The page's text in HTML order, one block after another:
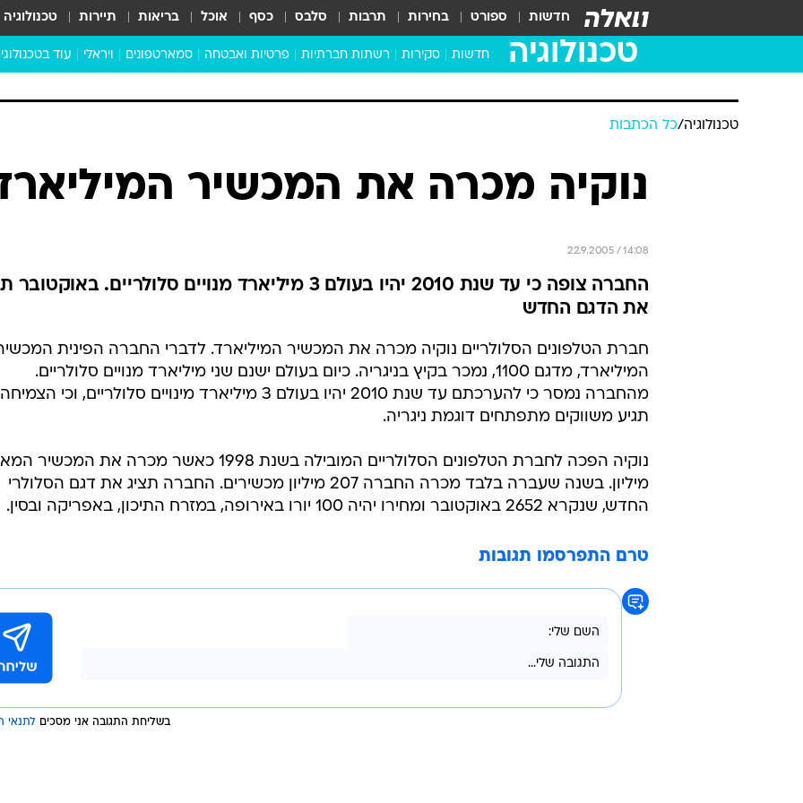
חדשות ספורט בחירות תרבות סלבס כסף אוכל בריאות תיירות טכנולוגיה
טכנולוגיה חדשות סקירות רשתות חברתיות פרטיות ואבטחה סמארטפונים ויראלי עוד
טוק טק
כל הכתבות
נוקיה מכרה את המכשיר המיליארד
החברה צופה כי עד שנת 2010 יהיו בעולם 3 מיליארד מנויים סלולריים.
את הדגם החדש
המיליארד, מדגם 1100, נמכר בקיץ בניגריה. כיום בעולם ישנם שני מיליארד מנויים סלולריים.
מהחברה נמסר כי להערכתם עד שנת 2010 יהיו בעולם 3 מיליארד מינויים סלולריים, וכי הצמיחה
תגיע משווקים מתפתחים דוגמת ניגריה.
נוקיה הפכה לחברת הטלפונים הסלולריים המובילה בשנת 1998 כאשר מכרה את המכשיר
מיליון. בשנה שעברה בלבד מכרה החברה 207 מיליון מכשירים. החברה תציג את דגם הסלולרי
החדש, שנקרא 2652 באוקטובר ומחירו יהיה 100 יורו באירופה, במזרח התיכון, באפריקה ובסין.